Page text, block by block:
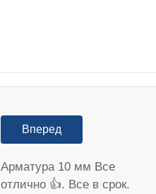
Вперед
Арматура 10 мм Все
отлично 👍. Все в срок.